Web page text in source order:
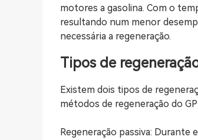
motores a gasolina. Com o
resultando num menor
necessária a regeneração.
Tipos de
Existem dois tipos de
métodos de regeneração do
Regeneração passiva: Durante